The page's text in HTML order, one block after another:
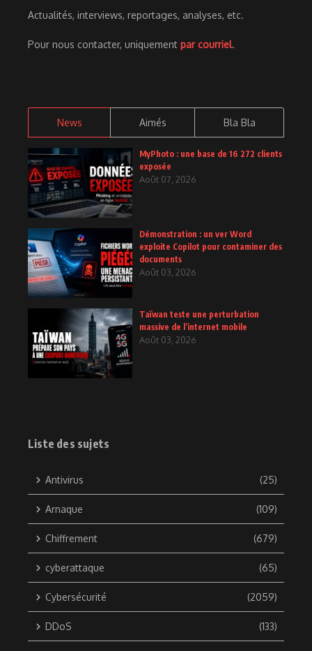
Actualités, interviews, reportages, analyses, etc.
Pour nous contacter, uniquement par courriel.
News Aimés Bla Bla
MyPhoto : une base de 16 272 clients
exposée
Août 07, 2026
Démonstration : un ver Word
exploite Copilot pour contaminer des
documents
Août 03, 2026
Taïwan teste une perturbation
massive de l’internet mobile
Août 03, 2026
Liste des sujets
Antivirus (25)
Arnaque (109)
Chiffrement (679)
cyberattaque (65)
Cybersécurité (2059)
DDoS (133)